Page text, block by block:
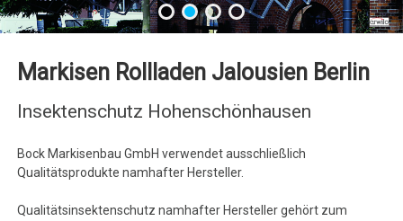
Markisen Rollladen Jalousien Berlin
Insektenschutz Hohenschönhausen
Bock Markisenbau GmbH verwendet ausschließlich
Qualitätsprodukte namhafter Hersteller.
Qualitätsinsektenschutz namhafter Hersteller gehört zum